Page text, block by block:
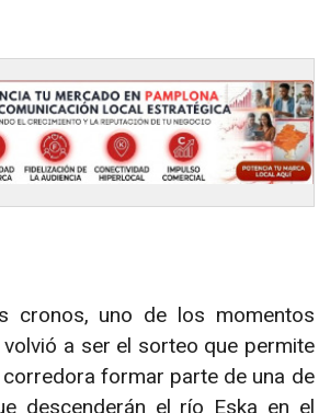
cronos, uno de los momentos
a ser el sorteo que permite
formar parte de una de
descenderán el río Eska en el